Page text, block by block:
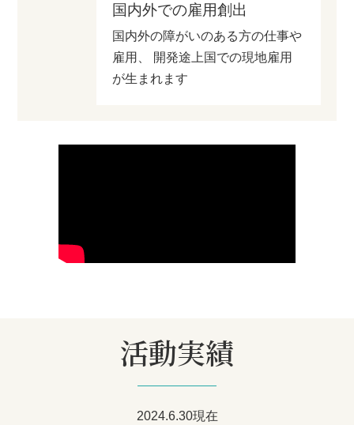
国内外での雇用創出
国内外の障がいのある方の仕事や
雇用、 開発途上国での現地雇用
が生まれます
活動実績
2024.6.30現在